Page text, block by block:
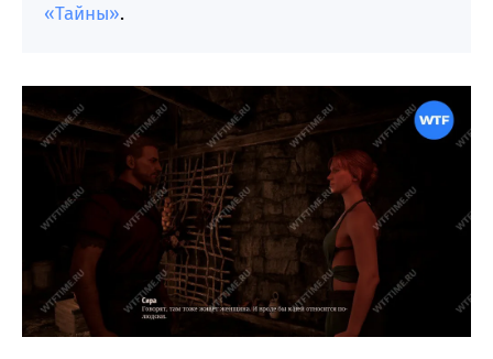
«Тайны».